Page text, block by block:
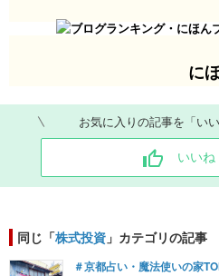
に
お気に入りの記事を「い
いいね
同じ「株式投資 」カテゴリの記事
＃京都占い・魔法使いの家